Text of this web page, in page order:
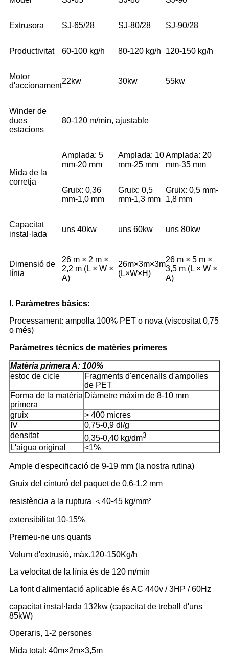
Extrusora SJ-65/28 SJ-80/28 SJ-90/28
Productivitat 60-100 kg/h 80-120 kg/h 120-150 kg/h
Motor
d'accionament
22kw 30kw 55kw
Winder de
dues
estacions
80-120 m/min, ajustable
Mida de la
corretja
Amplada: 5
mm-20 mm
Amplada: 10
mm-25 mm
Amplada: 20
mm-35 mm
Gruix: 0,36
mm-1,0 mm
Gruix: 0,5
mm-1,3 mm
Gruix: 0,5 mm-
1,8 mm
Capacitat
instal·lada
uns 40kw uns 60kw uns 80kw
Dimensió de
línia
26 m × 2 m ×
2,2 m (L × W ×
A)
26m×3m×3m
(L×W×H)
26 m × 5 m ×
3,5 m (L × W ×
A)
I. Paràmetres bàsics:
Processament: ampolla 100% PET o nova (viscositat 0,75
o més)
Paràmetres tècnics de matèries primeres
Matèria primera A: 100%
estoc de cicle
Fragments d'encenalls d'ampolles
de PET
Forma de la matèria
primera
Diàmetre màxim de 8-10 mm
gruix
> 400 micres
IV
0,75-0,9 dl/g
densitat
0,35-0,40 kg/dm3
L'aigua original <1%
Ample d'especificació de 9-19 mm (la nostra rutina)
Gruix del cinturó del paquet de 0,6-1,2 mm
resistència a la ruptura ＜40-45 kg/mm²
extensibilitat 10-15%
Premeu-ne uns quants
Volum d'extrusió, màx.120-150Kg/h
La velocitat de la línia és de 120 m/min
La font d'alimentació aplicable és AC 440v / 3HP / 60Hz
capacitat instal·lada 132kw (capacitat de treball d'uns
85kW)
Operaris, 1-2 persones
Mida total: 40m×2m×3,5m